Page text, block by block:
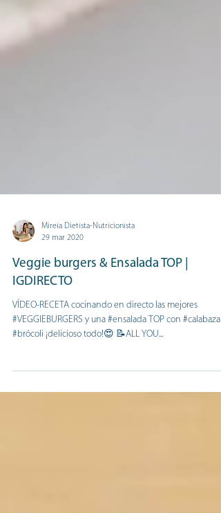
Mireia Dietista-Nutricionista
29 mar 2020
Veggie burgers & Ensalada TOP |
IGDIRECTO
#VEGGIEBURGERS y una #ensalada TOP con #calabaza y